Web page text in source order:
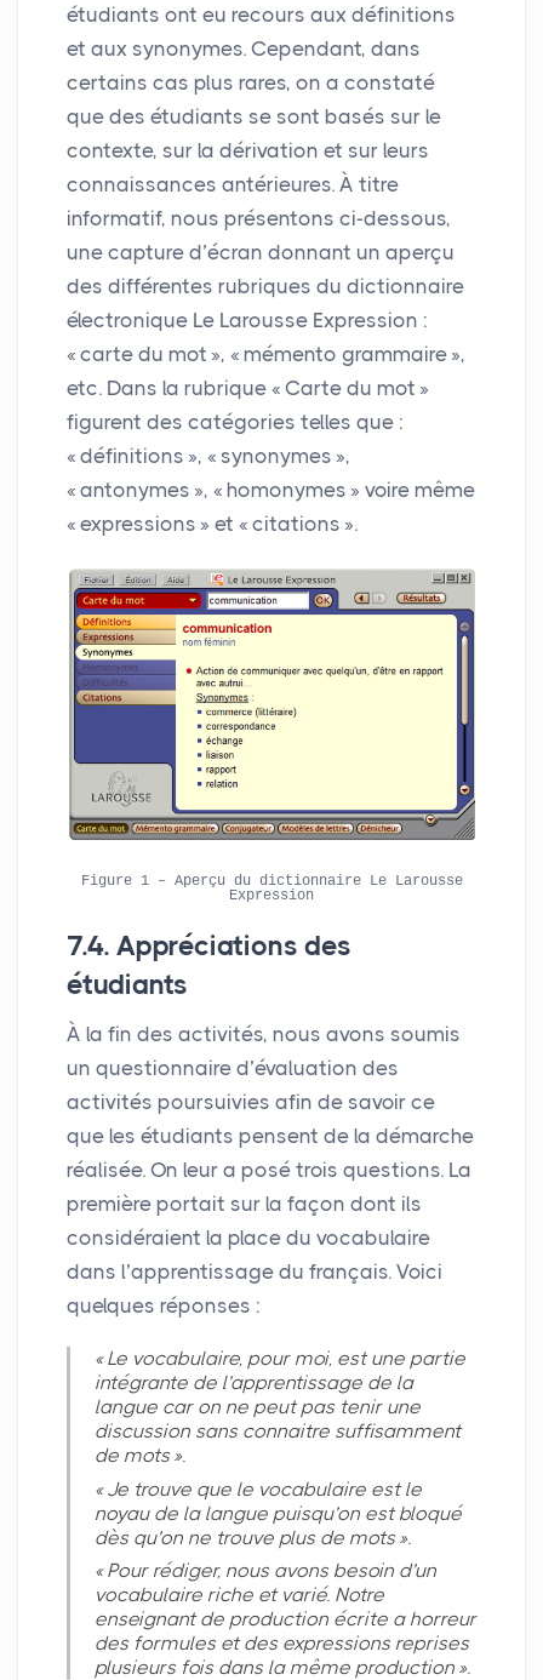
étudiants ont eu recours aux définitions
et aux synonymes. Cependant, dans
certains cas plus rares, on a constaté
que des étudiants se sont basés sur le
contexte, sur la dérivation et sur leurs
connaissances antérieures. À titre
informatif, nous présentons ci-dessous,
une capture d’écran donnant un aperçu
des différentes rubriques du dictionnaire
électronique Le Larousse Expression :
« carte du mot », « mémento grammaire »,
etc. Dans la rubrique « Carte du mot »
figurent des catégories telles que :
« définitions », « synonymes »,
« antonymes », « homonymes » voire même
« expressions » et « citations ».
Figure 1 – Aperçu du dictionnaire Le Larousse
Expression
7.4. Appréciations des
étudiants
À la fin des activités, nous avons soumis
un questionnaire d’évaluation des
activités poursuivies afin de savoir ce
que les étudiants pensent de la démarche
réalisée. On leur a posé trois questions. La
première portait sur la façon dont ils
considéraient la place du vocabulaire
dans l’apprentissage du français. Voici
quelques réponses :
« Le vocabulaire, pour moi, est une partie
intégrante de l’apprentissage de la
langue car on ne peut pas tenir une
discussion sans connaitre suffisamment
de mots ».
« Je trouve que le vocabulaire est le
noyau de la langue puisqu’on est bloqué
dès qu’on ne trouve plus de mots ».
« Pour rédiger, nous avons besoin d’un
vocabulaire riche et varié. Notre
enseignant de production écrite a horreur
des formules et des expressions reprises
plusieurs fois dans la même production ».